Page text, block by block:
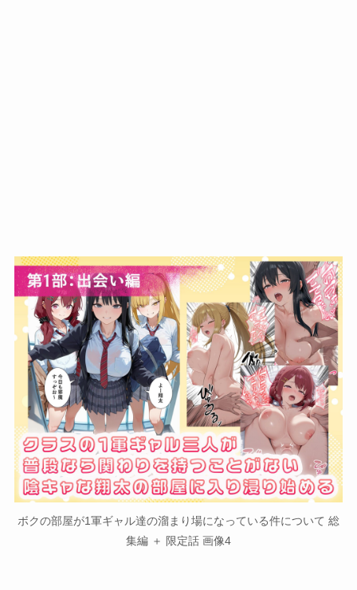
ボクの部屋が1軍ギャル達の溜まり場になっている件について 総
集編 ＋ 限定話 画像4